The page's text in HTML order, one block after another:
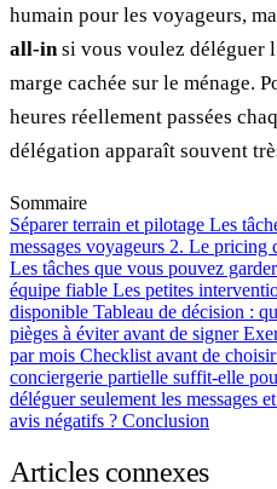
humain pour les voyageurs,
all-insi vous voulez déléguer
marge cachée sur le ménage.
heures réellement passées
délégation apparaît souvent
Sommaire
Séparer terrain et pilotage Les
messages voyageurs 2. Le pricing
Les tâches que vous pouvez garder
équipe fiable Les petites
disponible Tableau de décision :
pièges à éviter avant de signer
par mois Checklist avant de
conciergerie partielle suffit-elle
déléguer seulement les messages
avis négatifs ? Conclusion
Articles connexes